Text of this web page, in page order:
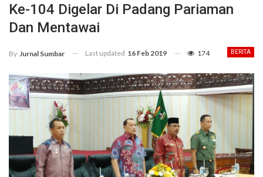
Ke-104 Digelar Di Padang Pariaman
Dan Mentawai
BERITA
By Jurnal Sumbar Last updated 16 Feb 2019 174